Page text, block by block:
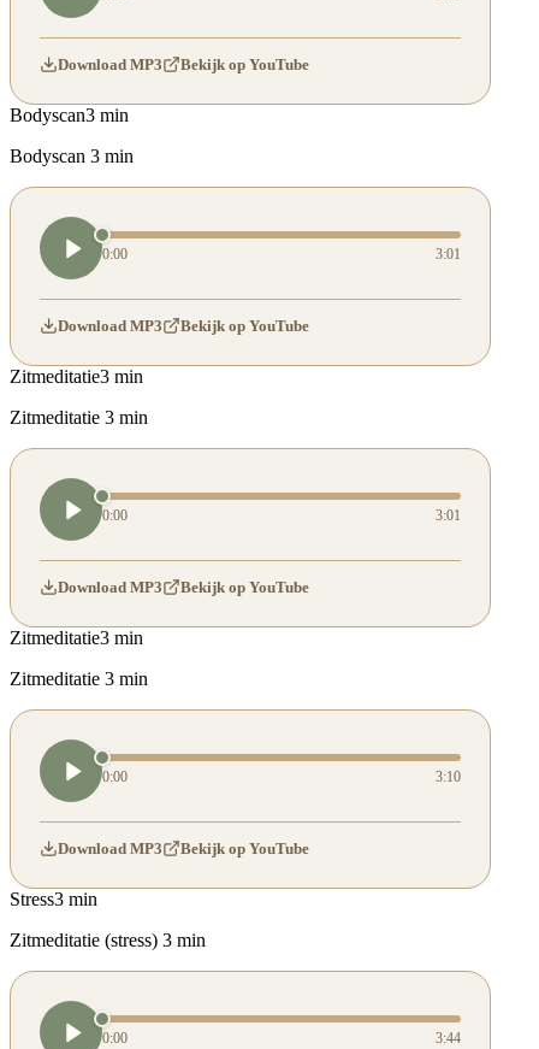
Download MP3 Bekijk op YouTube
Bodyscan3 min
Bodyscan 3 min
0:00 3:01
Download MP3 Bekijk op YouTube
Zitmeditatie3 min
Zitmeditatie 3 min
0:00 3:01
Download MP3 Bekijk op YouTube
Zitmeditatie3 min
Zitmeditatie 3 min
0:00 3:10
Download MP3 Bekijk op YouTube
Stress3 min
Zitmeditatie (stress) 3 min
0:00 3:44